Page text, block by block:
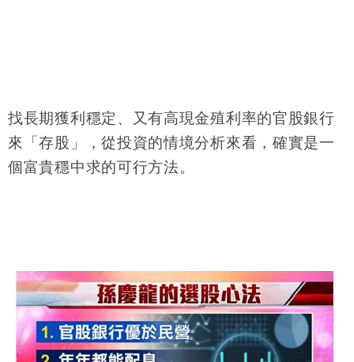
找長期獲利穩定、又有高現金殖利率的官股銀行
來「存股」，從投資的情境分析來看，確實是一
個富貴穩中求的可行方法。